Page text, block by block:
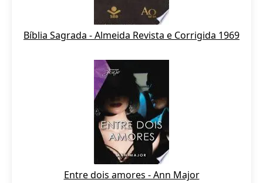
Bíblia Sagrada - Almeida Revista e Corrigida 1969
Entre dois amores - Ann Major